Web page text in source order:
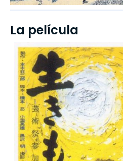
La película